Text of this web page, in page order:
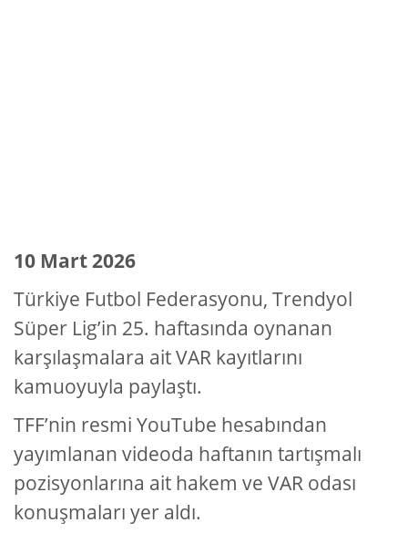
10 Mart 2026
Türkiye Futbol Federasyonu, Trendyol
Süper Lig’in 25. haftasında oynanan
karşılaşmalara ait VAR kayıtlarını
kamuoyuyla paylaştı.
TFF’nin resmi YouTube hesabından
yayımlanan videoda haftanın tartışmalı
pozisyonlarına ait hakem ve VAR odası
konuşmaları yer aldı.